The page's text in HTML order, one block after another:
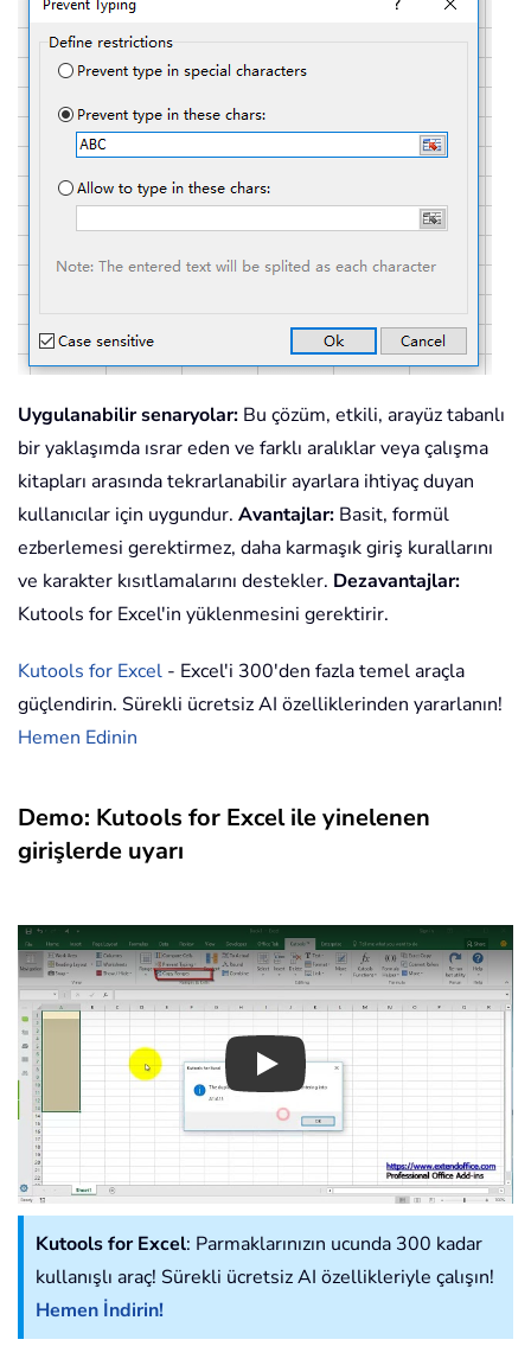
Uygulanabilir senaryolar: Bu çözüm, etkili, arayüz tabanlı
bir yaklaşımda ısrar eden ve farklı aralıklar veya çalışma
kitapları arasında tekrarlanabilir ayarlara ihtiyaç duyan
kullanıcılar için uygundur. Avantajlar: Basit, formül
ezberlemesi gerektirmez, daha karmaşık giriş kurallarını
ve karakter kısıtlamalarını destekler. Dezavantajlar:
Kutools for Excel'in yüklenmesini gerektirir.
Kutools for Excel - Excel'i 300'den fazla temel araçla
güçlendirin. Sürekli ücretsiz AI özelliklerinden yararlanın!
Hemen Edinin
Demo: Kutools for Excel ile yinelenen
girişlerde uyarı
Play
Kutools for Excel: Parmaklarınızın ucunda 300 kadar
kullanışlı araç! Sürekli ücretsiz AI özellikleriyle çalışın!
Hemen İndirin!